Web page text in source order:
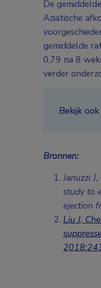
De
Aziatische
gemiddelde
0,79 na 8
verder
Bekijk
Bronnen:
Januzzi
study to
ejection
Liu J,